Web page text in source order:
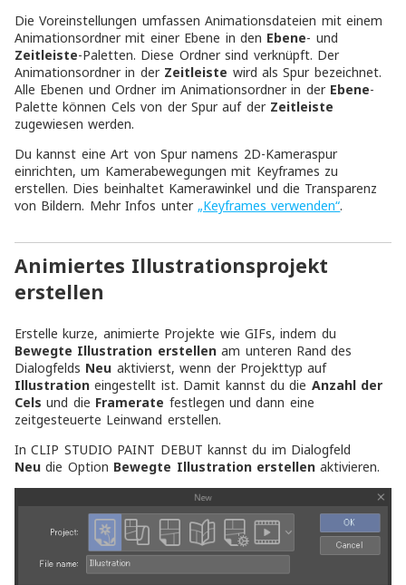
Die Voreinstellungen umfassen Animationsdateien mit einem
Animationsordner mit einer Ebene in den Ebene- und
Zeitleiste-Paletten. Diese Ordner sind verknüpft. Der
Animationsordner in der Zeitleiste wird als Spur bezeichnet.
Alle Ebenen und Ordner im Animationsordner in der Ebene-
Palette können Cels von der Spur auf der Zeitleiste
zugewiesen werden.
Du kannst eine Art von Spur namens 2D-Kameraspur
einrichten, um Kamerabewegungen mit Keyframes zu
erstellen. Dies beinhaltet Kamerawinkel und die Transparenz
von Bildern. Mehr Infos unter „Keyframes verwenden“.
Animiertes Illustrationsprojekt
erstellen
Erstelle kurze, animierte Projekte wie GIFs, indem du
Bewegte Illustration erstellenam unteren Rand des
Dialogfelds Neu aktivierst, wenn der Projekttyp auf
Illustration eingestellt ist. Damit kannst du die Anzahl der
Cels und die Framerate festlegen und dann eine
zeitgesteuerte Leinwand erstellen.
In CLIP STUDIO PAINT DEBUT kannst du im Dialogfeld
Neu die Option Bewegte Illustration erstellen aktivieren.